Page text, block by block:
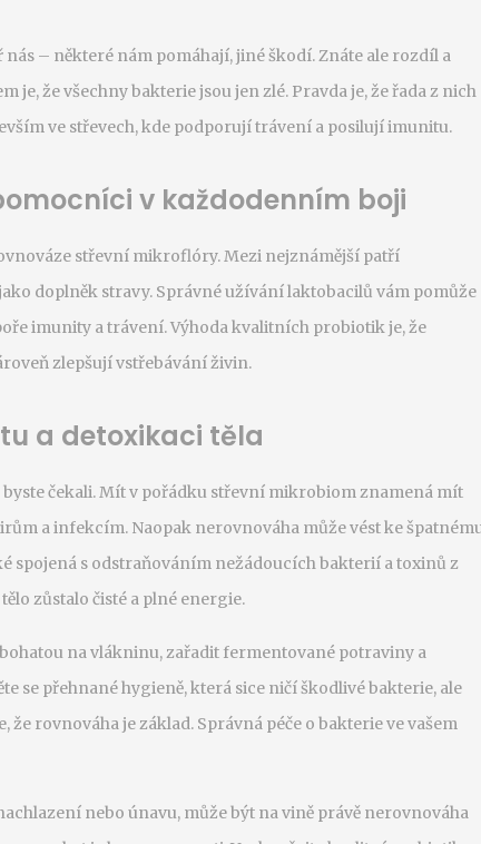
– některé nám pomáhají, jiné škodí. Znáte ale rozdíl a
je, že všechny bakterie jsou jen zlé. Pravda je, že řada z nich
ve střevech, kde podporují trávení a posilují imunitu.
v každodenním boji
střevní mikroflóry. Mezi nejznámější patří
doplněk stravy. Správné užívání laktobacilů vám pomůže
imunity a trávení. Výhoda kvalitních probiotik je, že
zlepšují vstřebávání živin.
a detoxikaci těla
čekali. Mít v pořádku střevní mikrobiom znamená mít
a infekcím. Naopak nerovnováha může vést ke
spojená s odstraňováním nežádoucích bakterií a toxinů z
zůstalo čisté a plné energie.
na vlákninu, zařadit fermentované potraviny a
se přehnané hygieně, která sice ničí škodlivé bakterie, ale
rovnováha je základ. Správná péče o bakterie ve vašem
nebo únavu, může být na vině právě nerovnováha